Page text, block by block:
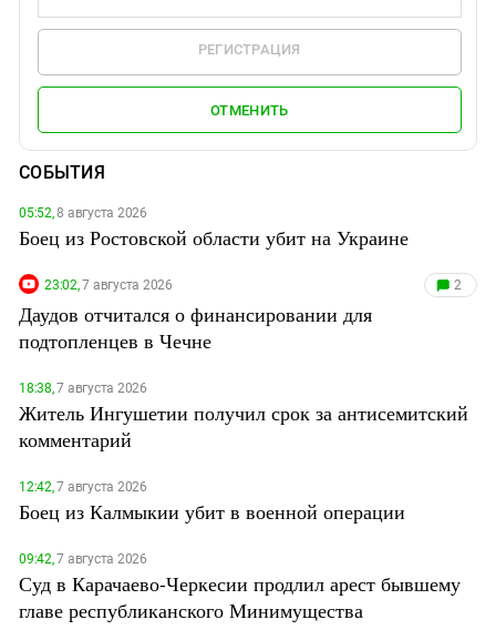
РЕГИСТРАЦИЯ
ОТМЕНИТЬ
СОБЫТИЯ
05:52,8 августа 2026
Боец из Ростовской области убит на Украине
23:02,7 августа 2026 2
Даудов отчитался о финансировании для
подтопленцев в Чечне
18:38,7 августа 2026
Житель Ингушетии получил срок за антисемитский
комментарий
12:42,7 августа 2026
Боец из Калмыкии убит в военной операции
09:42,7 августа 2026
Суд в Карачаево-Черкесии продлил арест бывшему
главе республиканского Минимущества